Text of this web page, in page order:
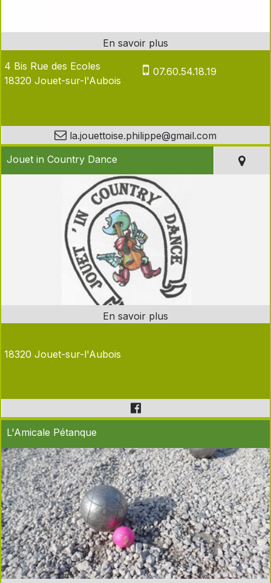
4 Bis Rue des Ecoles
18320 Jouet-sur-l'Aubois
07.60.54.18.19
la.jouettoise.philippe@gmail.com
Jouet in Country Dance
18320 Jouet-sur-l'Aubois
L'Amicale Pétanque